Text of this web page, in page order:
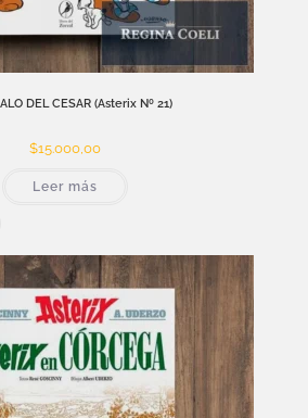
DEL CESAR (Asterix Nº 21)
$15.000,00
Leer más